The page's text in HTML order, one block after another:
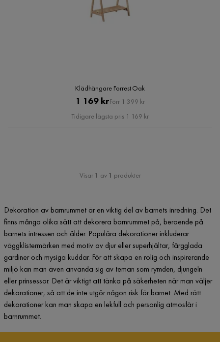
Klädhängare Forrest Oak
Pris
1 169 krOriginal
Pris
Förr 1 399 kr
Tidigare lägsta pris 1 169 kr
Visar 1 av 1 produkter
Dekoration av barnrummet är en viktig del av barnets inredning. Det
finns många olika sätt att dekorera barnrummet på, beroende på
barnets intressen och ålder. Populära dekorationer inkluderar
väggklistermärken med motiv av djur eller superhjältar, färgglada
gardiner och mysiga kuddar. För att skapa en rolig och inspirerande
miljö kan man även använda sig av teman som rymden, djungeln
eller prinsessor. Det är viktigt att tänka på säkerheten när man väljer
dekorationer, så att de inte utgör någon risk för barnet. Med rätt
dekorationer kan man skapa en lekfull och personlig atmosfär i
barnrummet.